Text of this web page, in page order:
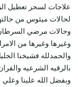
علاجات لسحر تعطيل
لحالات ميئوس من
وحالات مرضي
وغيرها وغيرها من
والحمدلله فشيخنا
بالرقيه الشرعيه
وبفضل الله علينا